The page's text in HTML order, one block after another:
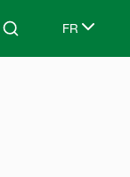
Search FR
Select